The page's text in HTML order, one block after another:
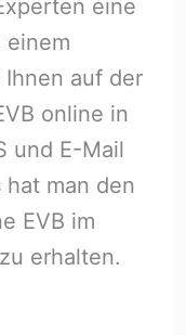
eine
einem
auf der
online in
und E-Mail
man den
EVB im
erhalten.